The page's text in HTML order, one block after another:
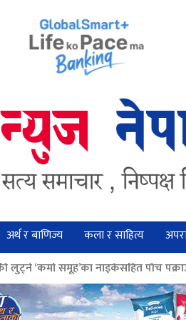
अर्थ र बाणिज्य कला र साहित्य
नाइकेसहित पाँच पक्राउ >>लोकतान्त्रिक